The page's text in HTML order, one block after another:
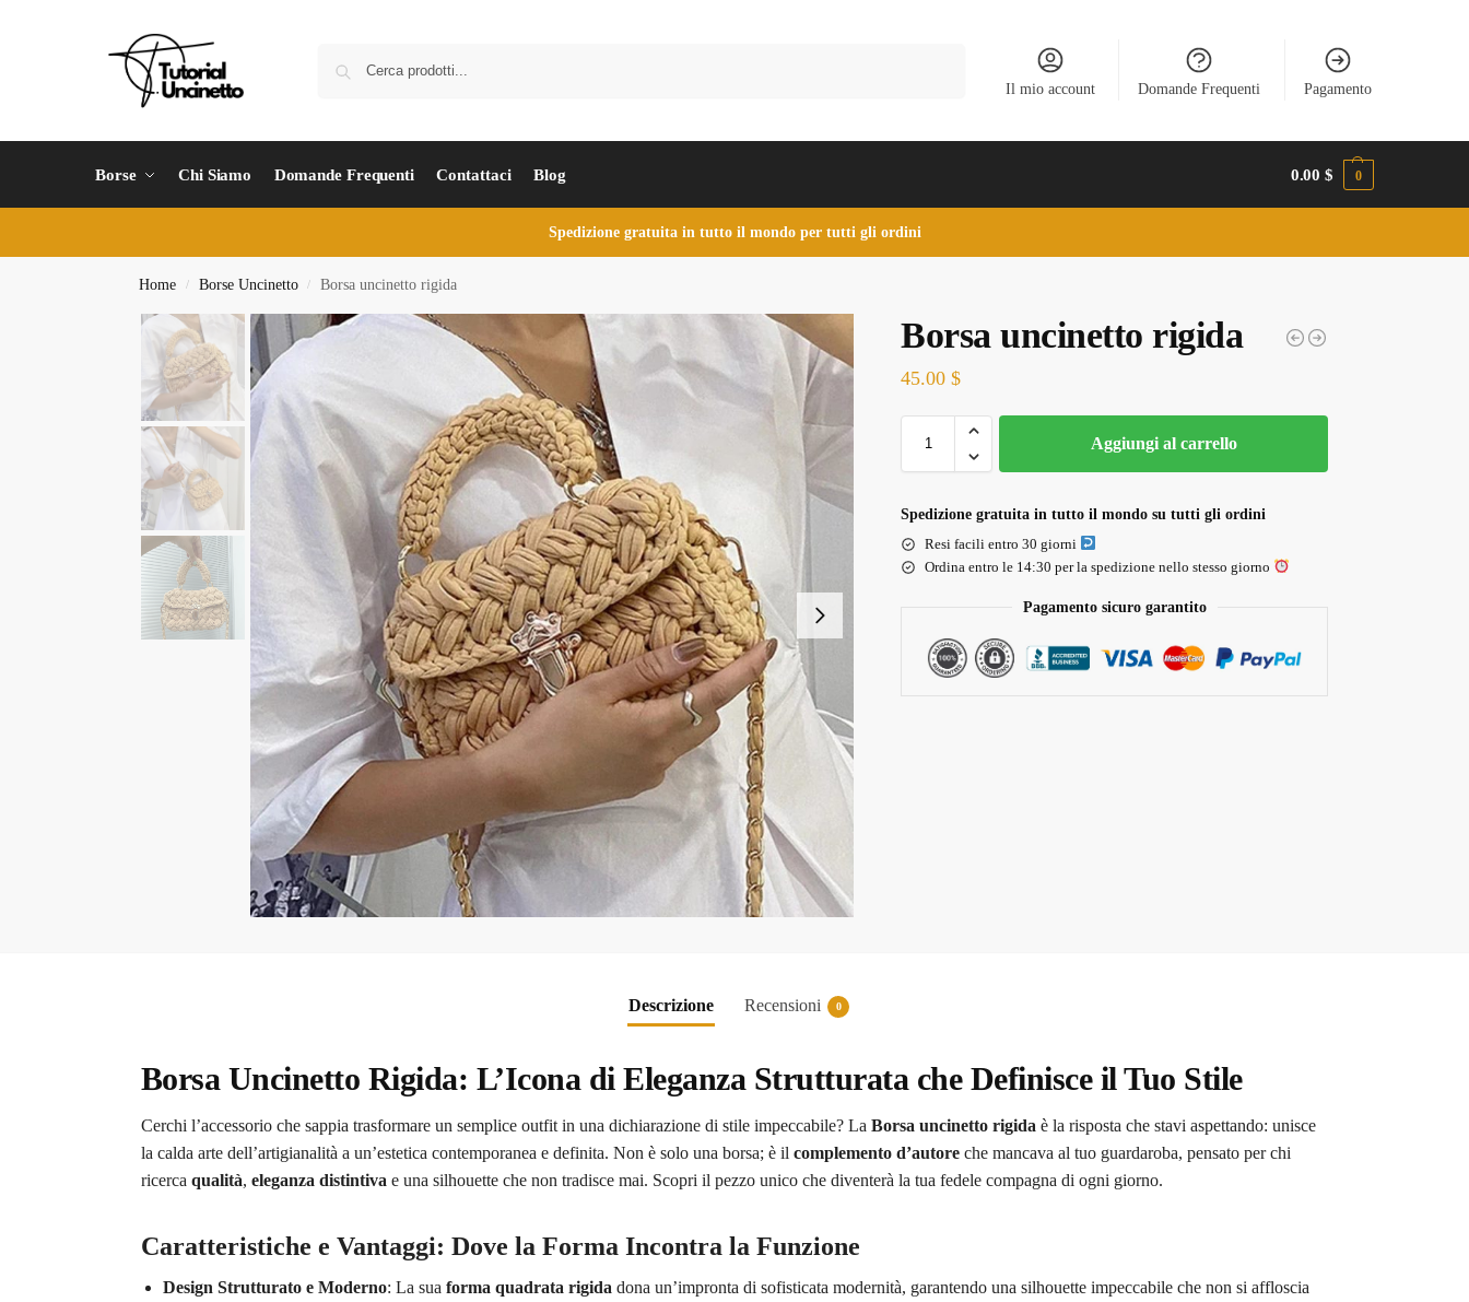
Il mio account Domande Frequenti Pagamento
Borse Chi Siamo Domande Frequenti Contattaci Blog 0.00$ 0
Spedizione gratuita in tutto il mondo per tutti gli ordini
Home / Borse Uncinetto / Borsa uncinetto rigida
Borsa uncinetto rigida
45.00$
Aggiungi al carrello
Spedizione gratuita in tutto il mondo su tutti gli ordini
Resi facili entro 30 giorni
Ordina entro le 14:30 per la spedizione nello stesso giorno
Pagamento sicuro garantito
Descrizione Recensioni 0
Borsa Uncinetto Rigida: L’Icona di Eleganza Strutturata che Definisce il Tuo Stile
Cerchi l’accessorio che sappia trasformare un semplice outfit in una dichiarazione di stile impeccabile? La Borsa uncinetto rigida è la risposta che stavi aspettando: unisce
la calda arte dell’artigianalità a un’estetica contemporanea e definita. Non è solo una borsa; è il complemento d’autoreche mancava al tuo guardaroba, pensato per chi
ricerca qualità, eleganza distintiva e una silhouette che non tradisce mai. Scopri il pezzo unico che diventerà la tua fedele compagna di ogni giorno.
Caratteristiche e Vantaggi: Dove la Forma Incontra la Funzione
Design Strutturato e Moderno: La sua forma quadrata rigida dona un’impronta di sofisticata modernità, garantendo una silhouette impeccabile che non si affloscia